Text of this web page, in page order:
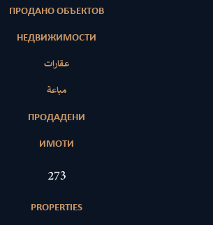
ПРОДАНО ОБЪЕКТОВ
НЕДВИЖИМОСТИ
عقارات
مباعة
ПРОДАДЕНИ
ИМОТИ
390
PROPERTIES